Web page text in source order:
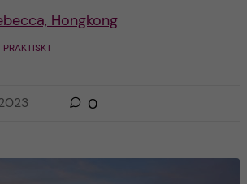
Hongkong
PRAKTISKT
0